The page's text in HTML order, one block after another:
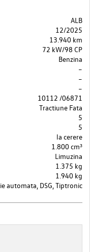
ALB
12/2025
13.940 km
72 kW/98 CP
Benzina
–
–
–
10112 /06871
Tractiune Fata
5
5
la cerere
1.800 cm³
Limuzina
1.375 kg
1.940 kg
automata, DSG, Tiptronic